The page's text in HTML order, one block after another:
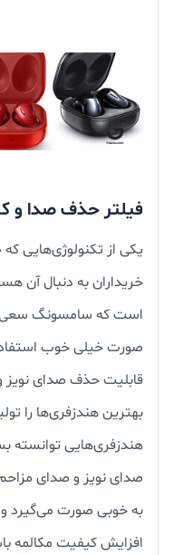
فیلتر حذف صدا
یکی از تکنولوژی‌هایی
خریداران به دنبال آن
است که سامسونگ سعی
صورت خیلی خوب استفاده
قابلیت حذف صدای
بهترین هندزفری‌ها را
هندزفری‌هایی توانسته
صدای نویز و صدای
به خوبی صورت می‌گیرد
افزایش کیفیت مکالمه